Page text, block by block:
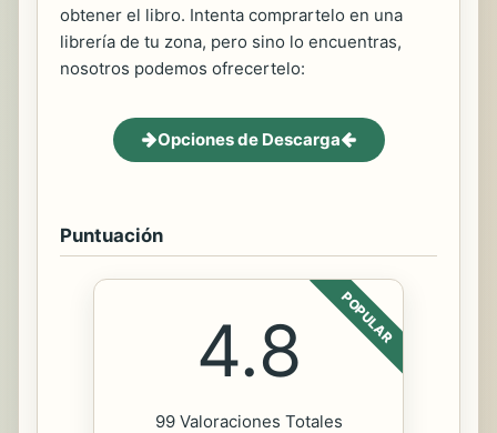
obtener el libro. Intenta comprartelo en una
librería de tu zona, pero sino lo encuentras,
nosotros podemos ofrecertelo:
Opciones de Descarga
Puntuación
POPULAR
4.8
99 Valoraciones Totales